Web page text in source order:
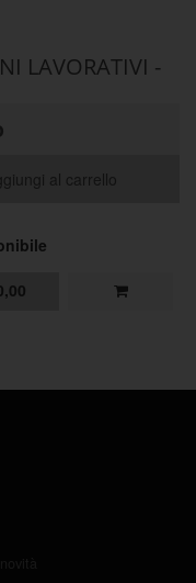
LAVORATIVI -
al carrello